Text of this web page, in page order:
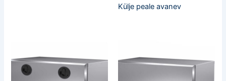
Külje peale avanev